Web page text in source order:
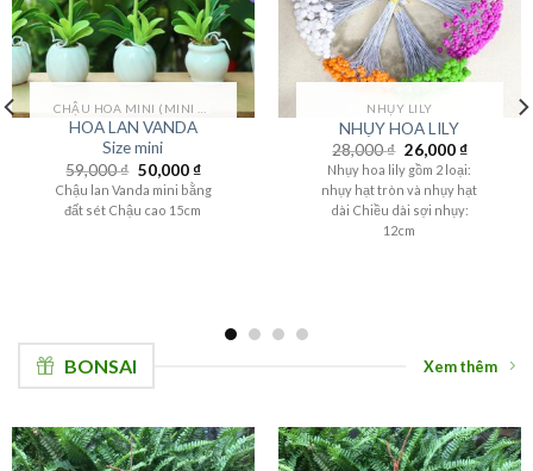
HOA LAN VANDA
Size mini
59,000₫ 50,000₫
Chậu lan Vanda mini bằng
đất sét Chậu cao 15cm
NHỤY LILY
NHỤY HOA LILY
28,000₫ 26,000₫
Nhụy hoa lily gồm 2 loại:
nhụy hạt tròn và nhụy hạt
dài Chiều dài sợi nhụy:
12cm
BONSAI Xem thêm